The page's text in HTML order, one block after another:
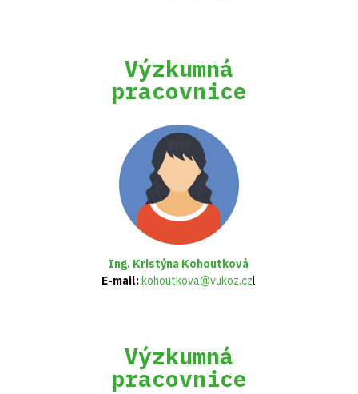
Výzkumná
pracovnice
Ing. Kristýna Kohoutková
E-mail:kohoutkova@vukoz.czl
Výzkumná
pracovnice